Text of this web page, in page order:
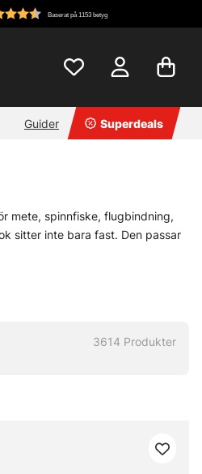
Baserat på 1153 betyg
Guider Superdeals
mete, spinnfiske, flugbindning,
sitter inte bara fast. Den passar
på plats, eller inte alls.
3614 Produkter